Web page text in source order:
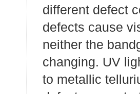
different defect
defects cause
neither the
changing. UV
to metallic